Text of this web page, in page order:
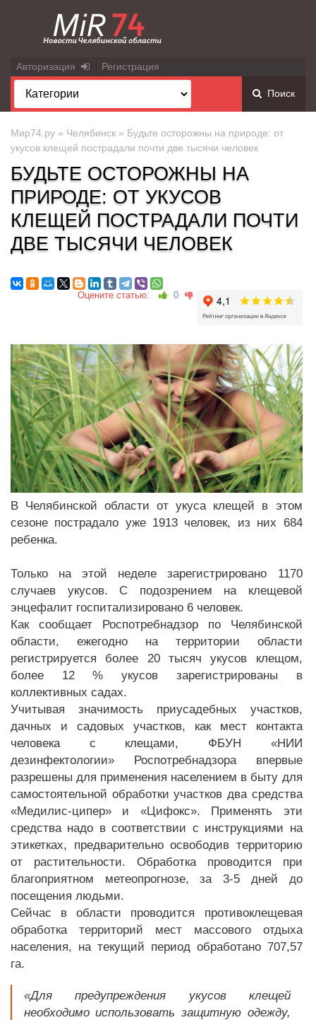
Авторизация Регистрация
Поиск
Мир74.ру » Челябинск » Будьте осторожны на природе: от
укусов клещей пострадали почти две тысячи человек
БУДЬТЕ ОСТОРОЖНЫ НА
ПРИРОДЕ: ОТ УКУСОВ
КЛЕЩЕЙ ПОСТРАДАЛИ ПОЧТИ
ДВЕ ТЫСЯЧИ ЧЕЛОВЕК
Оцените статью: 0
В Челябинской области от укуса клещей в этом
сезоне пострадало уже 1913 человек, из них 684
ребенка.
Только на этой неделе зарегистрировано 1170
случаев укусов. С подозрением на клещевой
энцефалит госпитализировано 6 человек.
Как сообщает Роспотребнадзор по Челябинской
области, ежегодно на территории области
регистрируется более 20 тысяч укусов клещом,
более 12 % укусов зарегистрированы в
коллективных садах.
Учитывая значимость приусадебных участков,
дачных и садовых участков, как мест контакта
человека с клещами, ФБУН «НИИ
дезинфектологии» Роспотребнадзора впервые
разрешены для применения населением в быту для
самостоятельной обработки участков два средства
«Медилис-ципер» и «Цифокс». Применять эти
средства надо в соответствии с инструкциями на
этикетках, предварительно освободив территорию
от растительности. Обработка проводится при
благоприятном метеопрогнозе, за 3-5 дней до
посещения людьми.
Сейчас в области проводится противоклещевая
обработка территорий мест массового отдыха
населения, на текущий период обработано 707,57
га.
«Для предупреждения укусов клещей
необходимо использовать защитную одежду,